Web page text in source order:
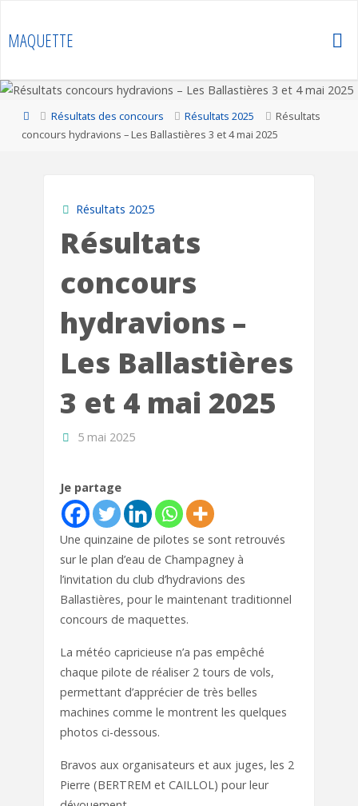
content
MAQUETTE
HomeRésultats des concours Résultats 2025
Résultats
concours hydravions – Les Ballastières 3 et 4 mai 2025
Résultats 2025
Résultats
concours
hydravions –
Les Ballastières
3 et 4 mai 2025
5 mai 2025
Je partage
Une quinzaine de pilotes se sont retrouvés
sur le plan d’eau de Champagney à
l’invitation du club d’hydravions des
Ballastières, pour le maintenant traditionnel
concours de maquettes.
La météo capricieuse n’a pas empêché
chaque pilote de réaliser 2 tours de vols,
permettant d’apprécier de très belles
machines comme le montrent les quelques
photos ci-dessous.
Bravos aux organisateurs et aux juges, les 2
Pierre (BERTREM et CAILLOL) pour leur